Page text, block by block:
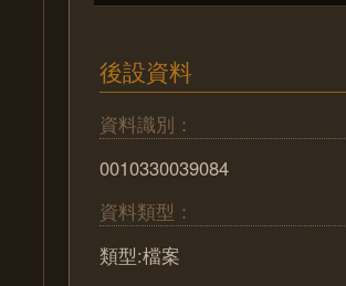
後設資料
資料識別：
0010330039084
資料類型：
類型:檔案